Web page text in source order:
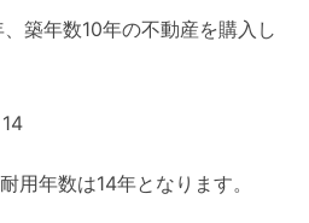
築年数10年の不動産を購入し
用年数は14年となります。